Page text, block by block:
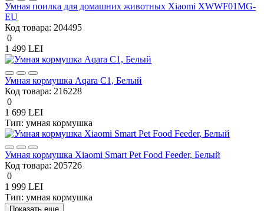
Умная поилка для домашних животных Xiaomi XWWF01MG-
EU
Код товара: 204495
0
1 499 LEI
Умная кормушка Aqara C1, Белый
Код товара: 216228
0
1 699 LEI
Тип: умная кормушка
Умная кормушка Xiaomi Smart Pet Food Feeder, Белый
Код товара: 205726
0
1 999 LEI
Тип: умная кормушка
Показать еще